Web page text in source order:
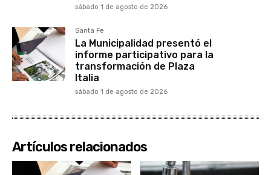
sábado 1 de agosto de 2026
Santa Fe
La Municipalidad presentó el
informe participativo para la
transformación de Plaza
Italia
sábado 1 de agosto de 2026
Artículos relacionados